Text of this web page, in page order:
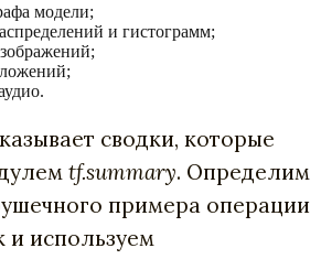
модели;
и гистограмм;
сводки, которые
tf.summary. Определим
примера операции
и используем